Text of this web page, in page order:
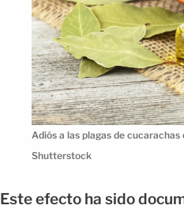
Adiós a las plagas de
Shutterstock
Este efecto ha sido